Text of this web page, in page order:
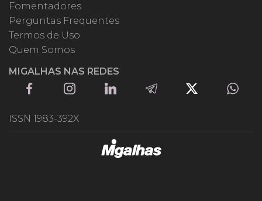
Fomentadores
Perguntas Frequentes
Termos de Uso
Quem Somos
MIGALHAS NAS REDES
ISSN 1983-392X